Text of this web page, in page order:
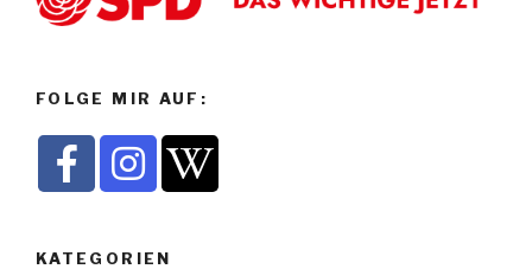
FOLGE MIR AUF:
KATEGORIEN